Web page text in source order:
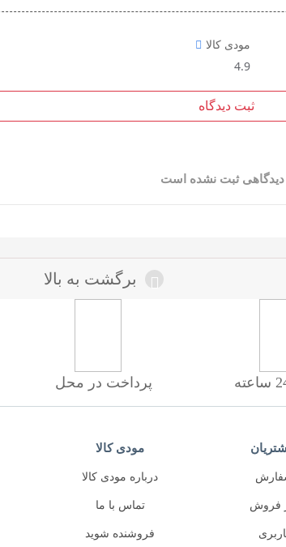
مودی کالا
4.9
ثبت دیدگاه
دیدگاهی ثبت نشده است
برگشت به بالا
پرداخت در محل
فروش
مودی کالا
درباره مودی کالا
تماس با ما
فروشنده شوید